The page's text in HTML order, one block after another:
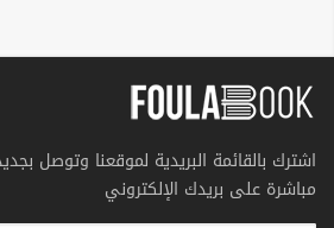
اشترك بالقائمة البريدية لموقعنا وتوصل
مباشرة على بريدك الإلكتروني